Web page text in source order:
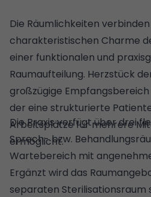
Die Räumlichkeiten
charakteristischen Charme
einer funktionalen und
Raumaufteilung. Herzstück
großzügige
der eine strukturierte
Arbeitsplätze für mehrere
ermöglicht.
Die Praxis verfügt über drei
Sprech- bzw.
Wartebereich mit
Ergänzt wird das
separaten Sterilisationsraum